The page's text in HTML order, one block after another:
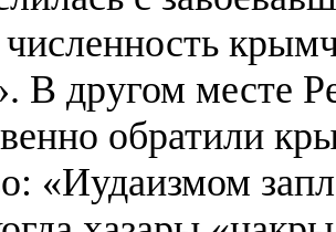
В другом месте
обратили
«Иудаизмом